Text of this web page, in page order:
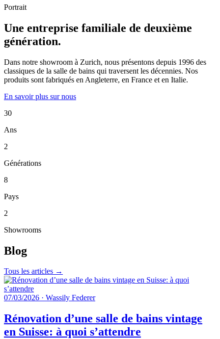
Portrait
Une entreprise familiale de deuxième
génération.
Dans notre showroom à Zurich, nous présentons depuis 1996 des
classiques de la salle de bains qui traversent les décennies. Nos
produits sont fabriqués en Angleterre, en France et en Italie.
En savoir plus sur nous
30
Ans
2
Générations
8
Pays
2
Showrooms
Blog
Tous les articles →
07/03/2026 · Wassily Federer
Rénovation d’une salle de bains vintage
en Suisse: à quoi s’attendre